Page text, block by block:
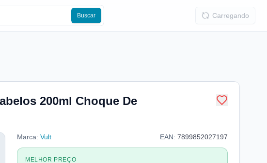
Buscar Carregando
200ml Choque De
Marca: Vult EAN: 7899852027197
MELHOR PREÇO